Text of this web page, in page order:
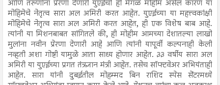
आणि तरुणांना प्रेरणा देणारी युएईची ही मंगळ मोहीम असेल कारण या
मोहिमेचे नेतृत्व सारा अल अमिरी करत आहेत. युएईच्या या महत्त्वकांक्षी
मोहिमेचे नेतृत्व सारा अल अमिरी करत आहेत, ही एक विशेष बाब आहे.
त्यांनी या मिशनबाबत सांगितले की, ही मोहीम आमच्या देशातल्या लाखो
मुलांना नवीन प्रेरणा देणारी आहे आणि त्यांनी यापूर्वी कल्पनाही केली
नव्हती अशा गोष्टी यामुळे आता साध्य होणार आहेत. ३३ वर्षीय सारा अल
अमिरी या युएईच्या प्रगत तंत्रज्ञान मंत्री आहेत. तसेच सॉफ्टवेअर अभियंताही
आहेत. सारा यांनी दुबईतील मोहम्मद बिन राशिद स्पेस सेंटरमध्ये